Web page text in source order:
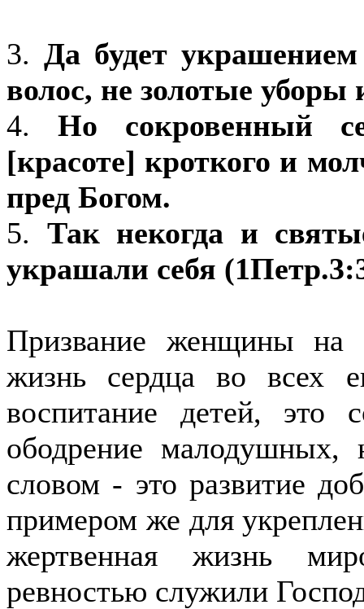
3. Да будет
волос, не золотые уборы
4. Но сокровенный
[красоте] кроткого и
пред Богом.
5. Так некогда и
украшали себя
Призвание женщины на
жизнь сердца во всех
воспитание детей, это
ободрение малодушных,
словом - это развитие
примером же для
жертвенная жизнь
ревностью служили